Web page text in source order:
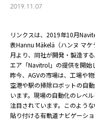
2019.11.07
リンクスは、2019年10月
表Hannu Mäkelä（ハンヌ マ
月より、同社が開発・製造す
エア「Navitrol」の提供を開始
昨今、AGVの市場は、工場や
空港や駅の掃除ロボットの自
います。現場の自動化のレベ
注目されています。このよう
貼り付ける有軌道ナビゲーシ